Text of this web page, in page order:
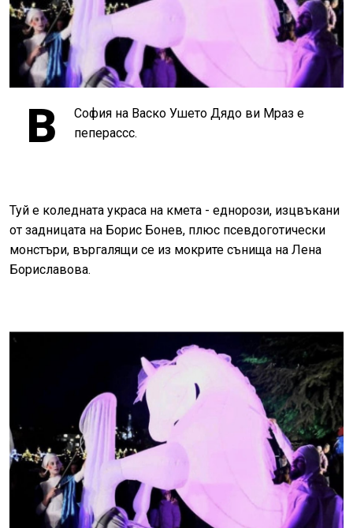
В
София на Васко Ушето Дядо ви Мраз е
пеперассс.
Туй е коледната украса на кмета - еднорози, изцвъкани
от задницата на Борис Бонев, плюс псевдоготически
монстъри, въргалящи се из мокрите сънища на Лена
Бориславова.